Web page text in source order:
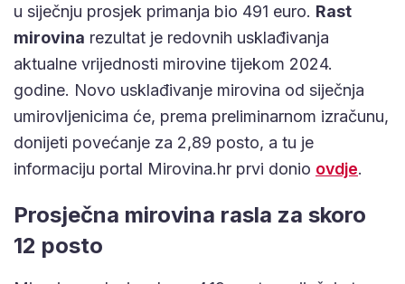
u siječnju prosjek primanja bio 491 euro. Rast
mirovina rezultat je redovnih usklađivanja
aktualne vrijednosti mirovine tijekom 2024.
godine. Novo usklađivanje mirovina od siječnja
umirovljenicima će, prema preliminarnom izračunu,
donijeti povećanje za 2,89 posto, a tu je
informaciju portal Mirovina.hr prvi donio ovdje.
Prosječna mirovina rasla za skoro
12 posto